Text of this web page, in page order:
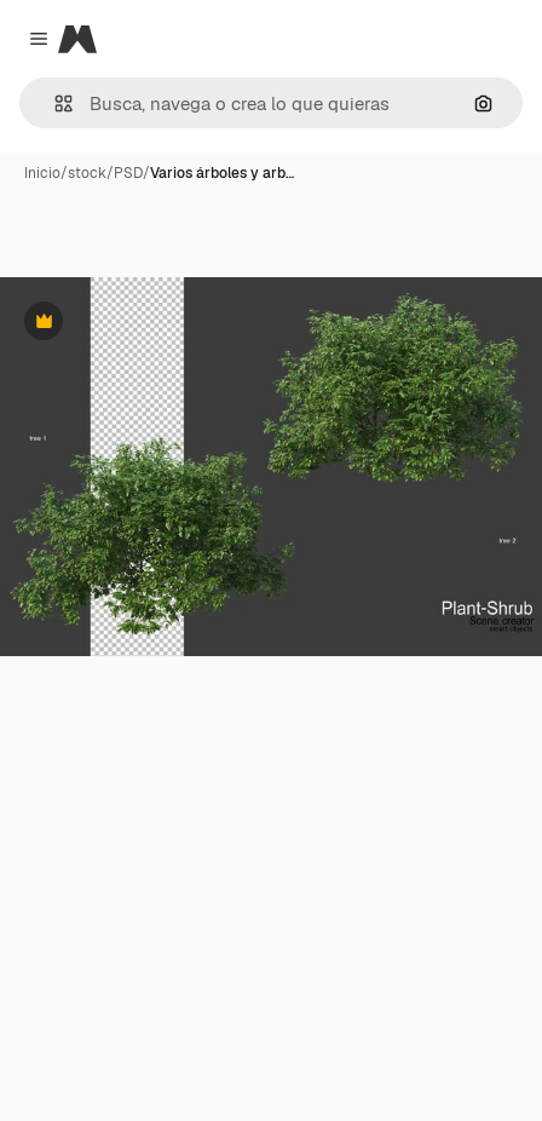
Close menu
Magnific
Inicio/stock/PSD/Varios árboles y arb…
Premium